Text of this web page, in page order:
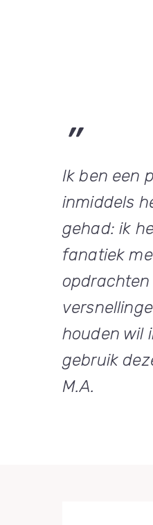
”
Ik ben een
inmiddels
gehad: ik
fanatiek
opdrachten
houden wil
gebruik
M.A.